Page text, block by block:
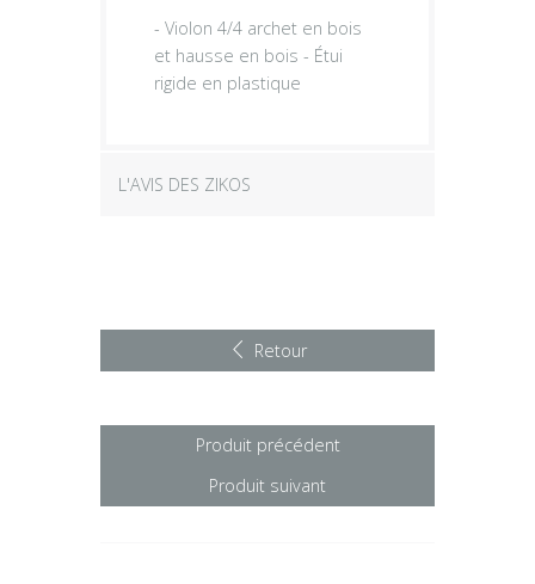
- Violon 4/4 archet en bois
et hausse en bois - Étui
rigide en plastique
L'AVIS DES ZIKOS
Retour
Produit précédent
Produit suivant